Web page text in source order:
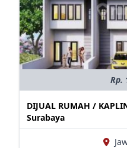
Rp.
DIJUAL RUMAH /
Surabaya